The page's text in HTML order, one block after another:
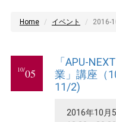
Home イベント 2016-
10/05
「APU-
業」講座（
11/2)
2016年10月